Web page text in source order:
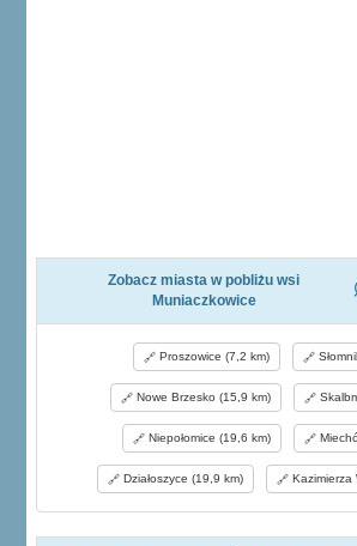
Zobacz miasta w pobliżu wsi
Muniaczkowice
Proszowice (7,2 km)
Nowe Brzesko (15,9 km)
Niepołomice (19,6 km)
Działoszyce (19,9 km) Kazimierza